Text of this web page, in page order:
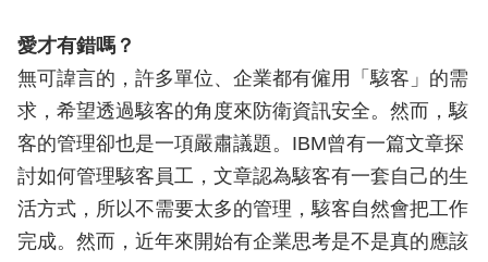
愛才有錯嗎？
無可諱言的，許多單位、企業都有僱用「駭客」的需
求，希望透過駭客的角度來防衛資訊安全。然而，駭
客的管理卻也是一項嚴肅議題。IBM曾有一篇文章探
討如何管理駭客員工，文章認為駭客有一套自己的生
活方式，所以不需要太多的管理，駭客自然會把工作
完成。然而，近年來開始有企業思考是不是真的應該